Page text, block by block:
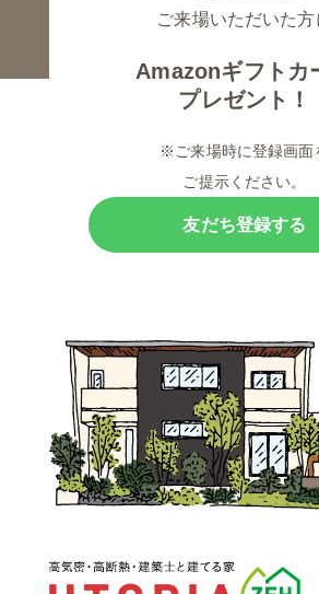
友だち登録する
ご来場いただいた方
Amazonギフトカ
プレゼント！
※ご来場時に登録画面
ご提示ください。